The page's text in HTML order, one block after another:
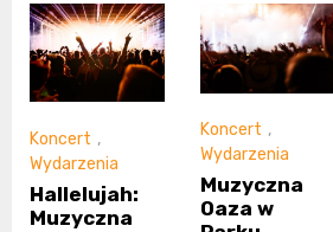
Koncert ,
Wydarzenia
Hallelujah:
Muzyczna
Koncert ,
Wydarzenia
Muzyczna
Oaza w